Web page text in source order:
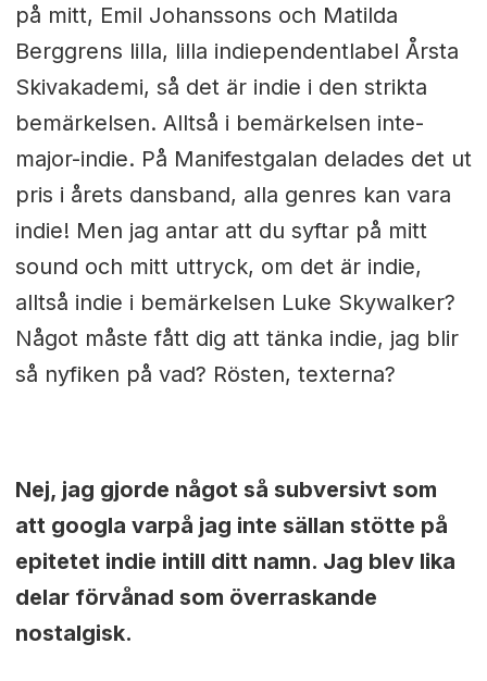
på mitt, Emil Johanssons och Matilda
Berggrens lilla, lilla indiependentlabel Årsta
Skivakademi, så det är indie i den strikta
bemärkelsen. Alltså i bemärkelsen inte-
major-indie. På Manifestgalan delades det ut
pris i årets dansband, alla genres kan vara
indie! Men jag antar att du syftar på mitt
sound och mitt uttryck, om det är indie,
alltså indie i bemärkelsen Luke Skywalker?
Något måste fått dig att tänka indie, jag blir
så nyfiken på vad? Rösten, texterna?
Nej, jag gjorde något så subversivt som
att googla varpå jag inte sällan stötte på
epitetet indie intill ditt namn. Jag blev lika
delar förvånad som överraskande
nostalgisk.